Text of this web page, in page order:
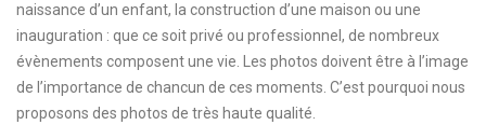
naissance d’un enfant, la construction d’une maison ou une
inauguration : que ce soit privé ou professionnel, de nombreux
évènements composent une vie. Les photos doivent être à l’image
de l’importance de chancun de ces moments. C’est pourquoi nous
proposons des photos de très haute qualité.